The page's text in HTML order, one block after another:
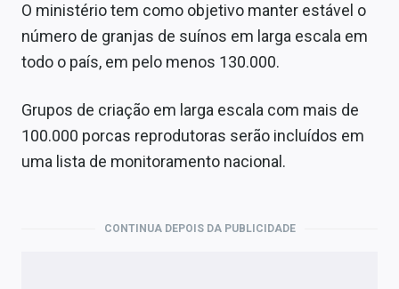
O ministério tem como objetivo manter estável o
número de granjas de suínos em larga escala em
todo o país, em pelo menos 130.000.
Grupos de criação em larga escala com mais de
100.000 porcas reprodutoras serão incluídos em
uma lista de monitoramento nacional.
CONTINUA DEPOIS DA PUBLICIDADE